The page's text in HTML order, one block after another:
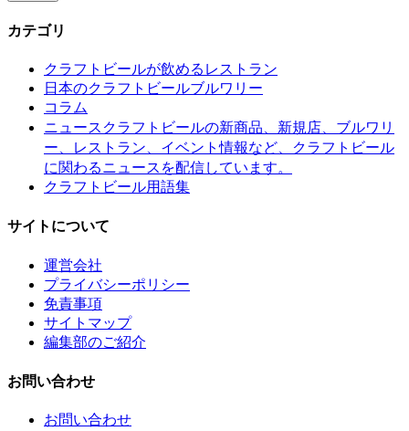
カテゴリ
クラフトビールが飲めるレストラン
日本のクラフトビールブルワリー
コラム
ニュース クラフトビールの新商品、新規店、ブルワリ
ー、レストラン、イベント情報など、クラフトビール
に関わるニュースを配信しています。
クラフトビール用語集
サイトについて
運営会社
プライバシーポリシー
免責事項
サイトマップ
編集部のご紹介
お問い合わせ
お問い合わせ